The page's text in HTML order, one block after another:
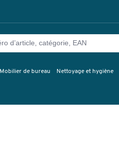
Mobilier de bureau Nettoyage et hygiène